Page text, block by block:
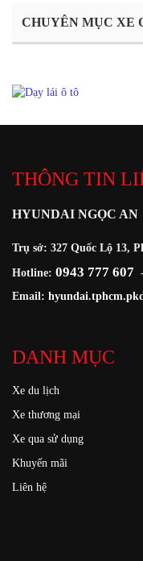
CHUYÊN MỤC XE
THÔNG TIN
HYUNDAI NGỌC AN
Trụ sở: 327 Quốc Lộ 13,
Hotline: 0943 777 607
Email:
DANH MỤC
Xe du lịch
Xe thương mại
Xe qua sử dụng
Khuyến mãi
Liên hệ